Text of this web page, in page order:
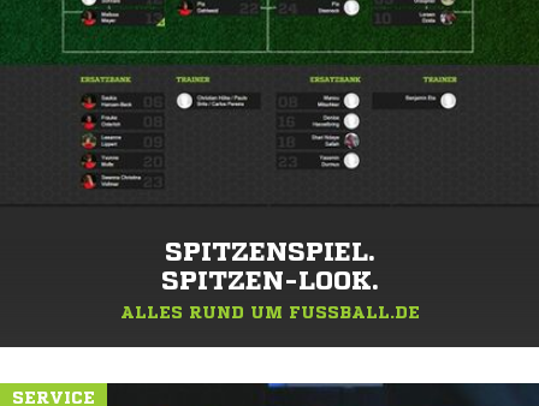
SPITZENSPIEL.
SPITZEN-LOOK.
ALLES RUND UM FUSSBALL.DE
SERVICE